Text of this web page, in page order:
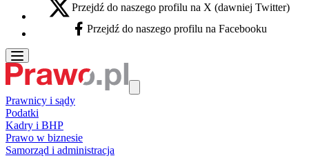
X - otwiera się w nowej karcie
Przejdź do naszego profilu na X (dawniej Twitter)
Facebook - otwiera się w nowej karcie
Przejdź do naszego profilu na Facebooku
Prawnicy i sądy
Podatki
Kadry i BHP
Prawo w biznesie
Samorząd i administracja